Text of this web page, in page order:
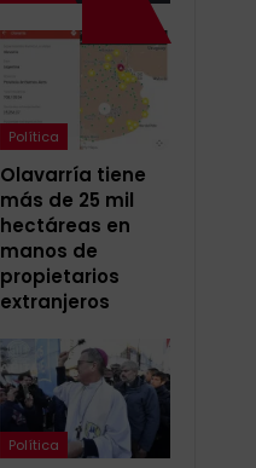
Política
Olavarría tiene
más de 25 mil
hectáreas en
manos de
propietarios
extranjeros
Política